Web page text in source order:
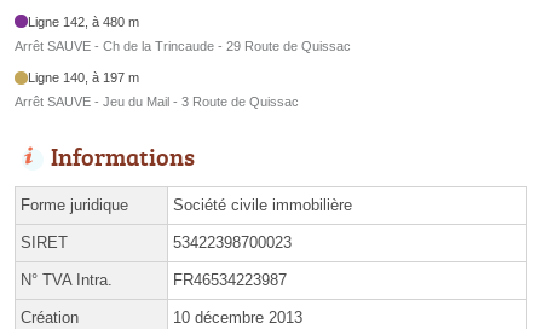
Ligne 142, à 480 m
Arrêt SAUVE - Ch de la Trincaude - 29 Route de Quissac
Ligne 140, à 197 m
Arrêt SAUVE - Jeu du Mail - 3 Route de Quissac
Informations
Forme juridique Société civile immobilière
SIRET 53422398700023
N° TVA Intra. FR46534223987
Création 10 décembre 2013